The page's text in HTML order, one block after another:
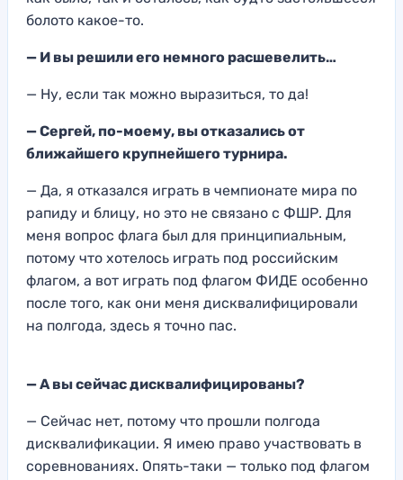
болото какое-то.
— И вы решили его немного расшевелить…
— Ну, если так можно выразиться, то да!
— Сергей, по-моему, вы отказались от
ближайшего крупнейшего турнира.
— Да, я отказался играть в чемпионате мира по
рапиду и блицу, но это не связано с ФШР. Для
меня вопрос флага был для принципиальным,
потому что хотелось играть под российским
флагом, а вот играть под флагом ФИДЕ особенно
после того, как они меня дисквалифицировали
на полгода, здесь я точно пас.
— А вы сейчас дисквалифицированы?
— Сейчас нет, потому что прошли полгода
дисквалификации. Я имею право участвовать в
соревнованиях. Опять-таки — только под флагом